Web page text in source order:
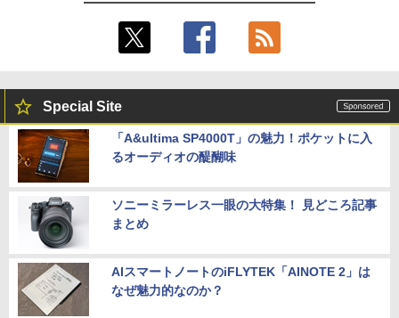
Special Site
「A&ultima SP4000T」の魅力！ポケットに入
るオーディオの醍醐味
ソニーミラーレス一眼の大特集！ 見どころ記事
まとめ
AIスマートノートのiFLYTEK「AINOTE 2」は
なぜ魅力的なのか？